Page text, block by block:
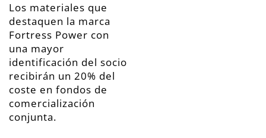
Los materiales que
destaquen la marca
Fortress Power con
una mayor
identificación del socio
recibirán un 20% del
coste en fondos de
comercialización
conjunta.